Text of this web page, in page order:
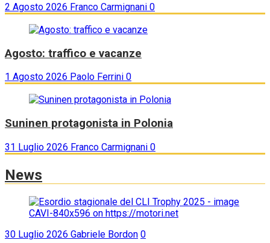
2 Agosto 2026 Franco Carmignani 0
Agosto: traffico e vacanze
1 Agosto 2026 Paolo Ferrini 0
Suninen protagonista in Polonia
31 Luglio 2026 Franco Carmignani 0
News
30 Luglio 2026 Gabriele Bordon 0